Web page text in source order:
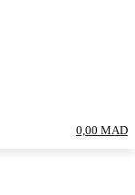
0,00 MAD